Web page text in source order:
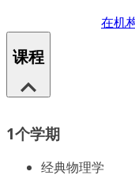
在机
课程
1个学期
经典物理学